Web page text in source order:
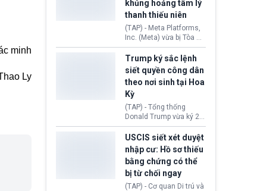
minh
Ly
Washington.
Tehran cho rằng, Hoa Kỳ
chỉ đang dàn dựng “màn
kịch ngoại giao” để xoa
dịu căng thẳng.
khủng hoảng tâm lý
thanh thiếu niên
(TAP) - Meta Platforms,
Inc. (Meta) vừa bị Tòa án
bang New Mexico yêu
cầu đóng góp 567 triệu
USD vào một quỹ khắc
phục hậu quả. Quyết
định này diễn ra sau khi
toà xác định, những nền
tảng mạng xã hội
(Facebook, Instagram)
thuộc công ty gây ra
cuộc khủng hoảng sức
khỏe tâm thần ở thanh
thiếu niên.
Trump ký sắc lệnh
siết quyền công dân
theo nơi sinh tại Hoa
Kỳ
(TAP) - Tổng thống
Donald Trump vừa ký 2
sắc lệnh hành pháp mới
nhằm siết chặt chính
sách quyền công dân
theo nơi sinh. Động thái
diễn ra sau khi Tòa án
Tối cao Hoa Kỳ
(SCOTUS) hôm 30/7
USCIS siết xét duyệt
nhập cư: Hồ sơ thiếu
bằng chứng có thể
bị từ chối ngay
(TAP) - Cơ quan Di trú và